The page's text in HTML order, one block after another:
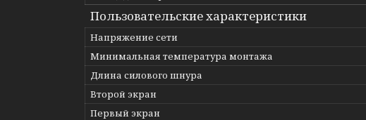
Пользовательские характеристики
Напряжение сети
Минимальная температура монтажа
Длина силового шнура
Второй экран
Первый экран